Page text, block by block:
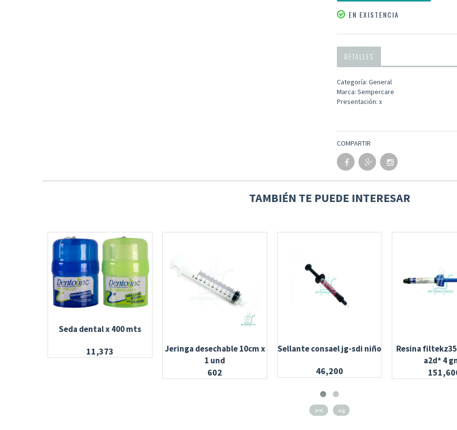
EN EXISTENCIA
DETALLES
Categoría: General
Marca: Sempercare
Presentación: x
COMPARTIR
TAMBIÉN TE PUEDE INTERESAR
Seda dental x 400 mts
11,373
Jeringa desechable 10cm x
1 und
602
Sellante consael jg-sdi niño
46,200
Resina
a2d* 4
ant sig